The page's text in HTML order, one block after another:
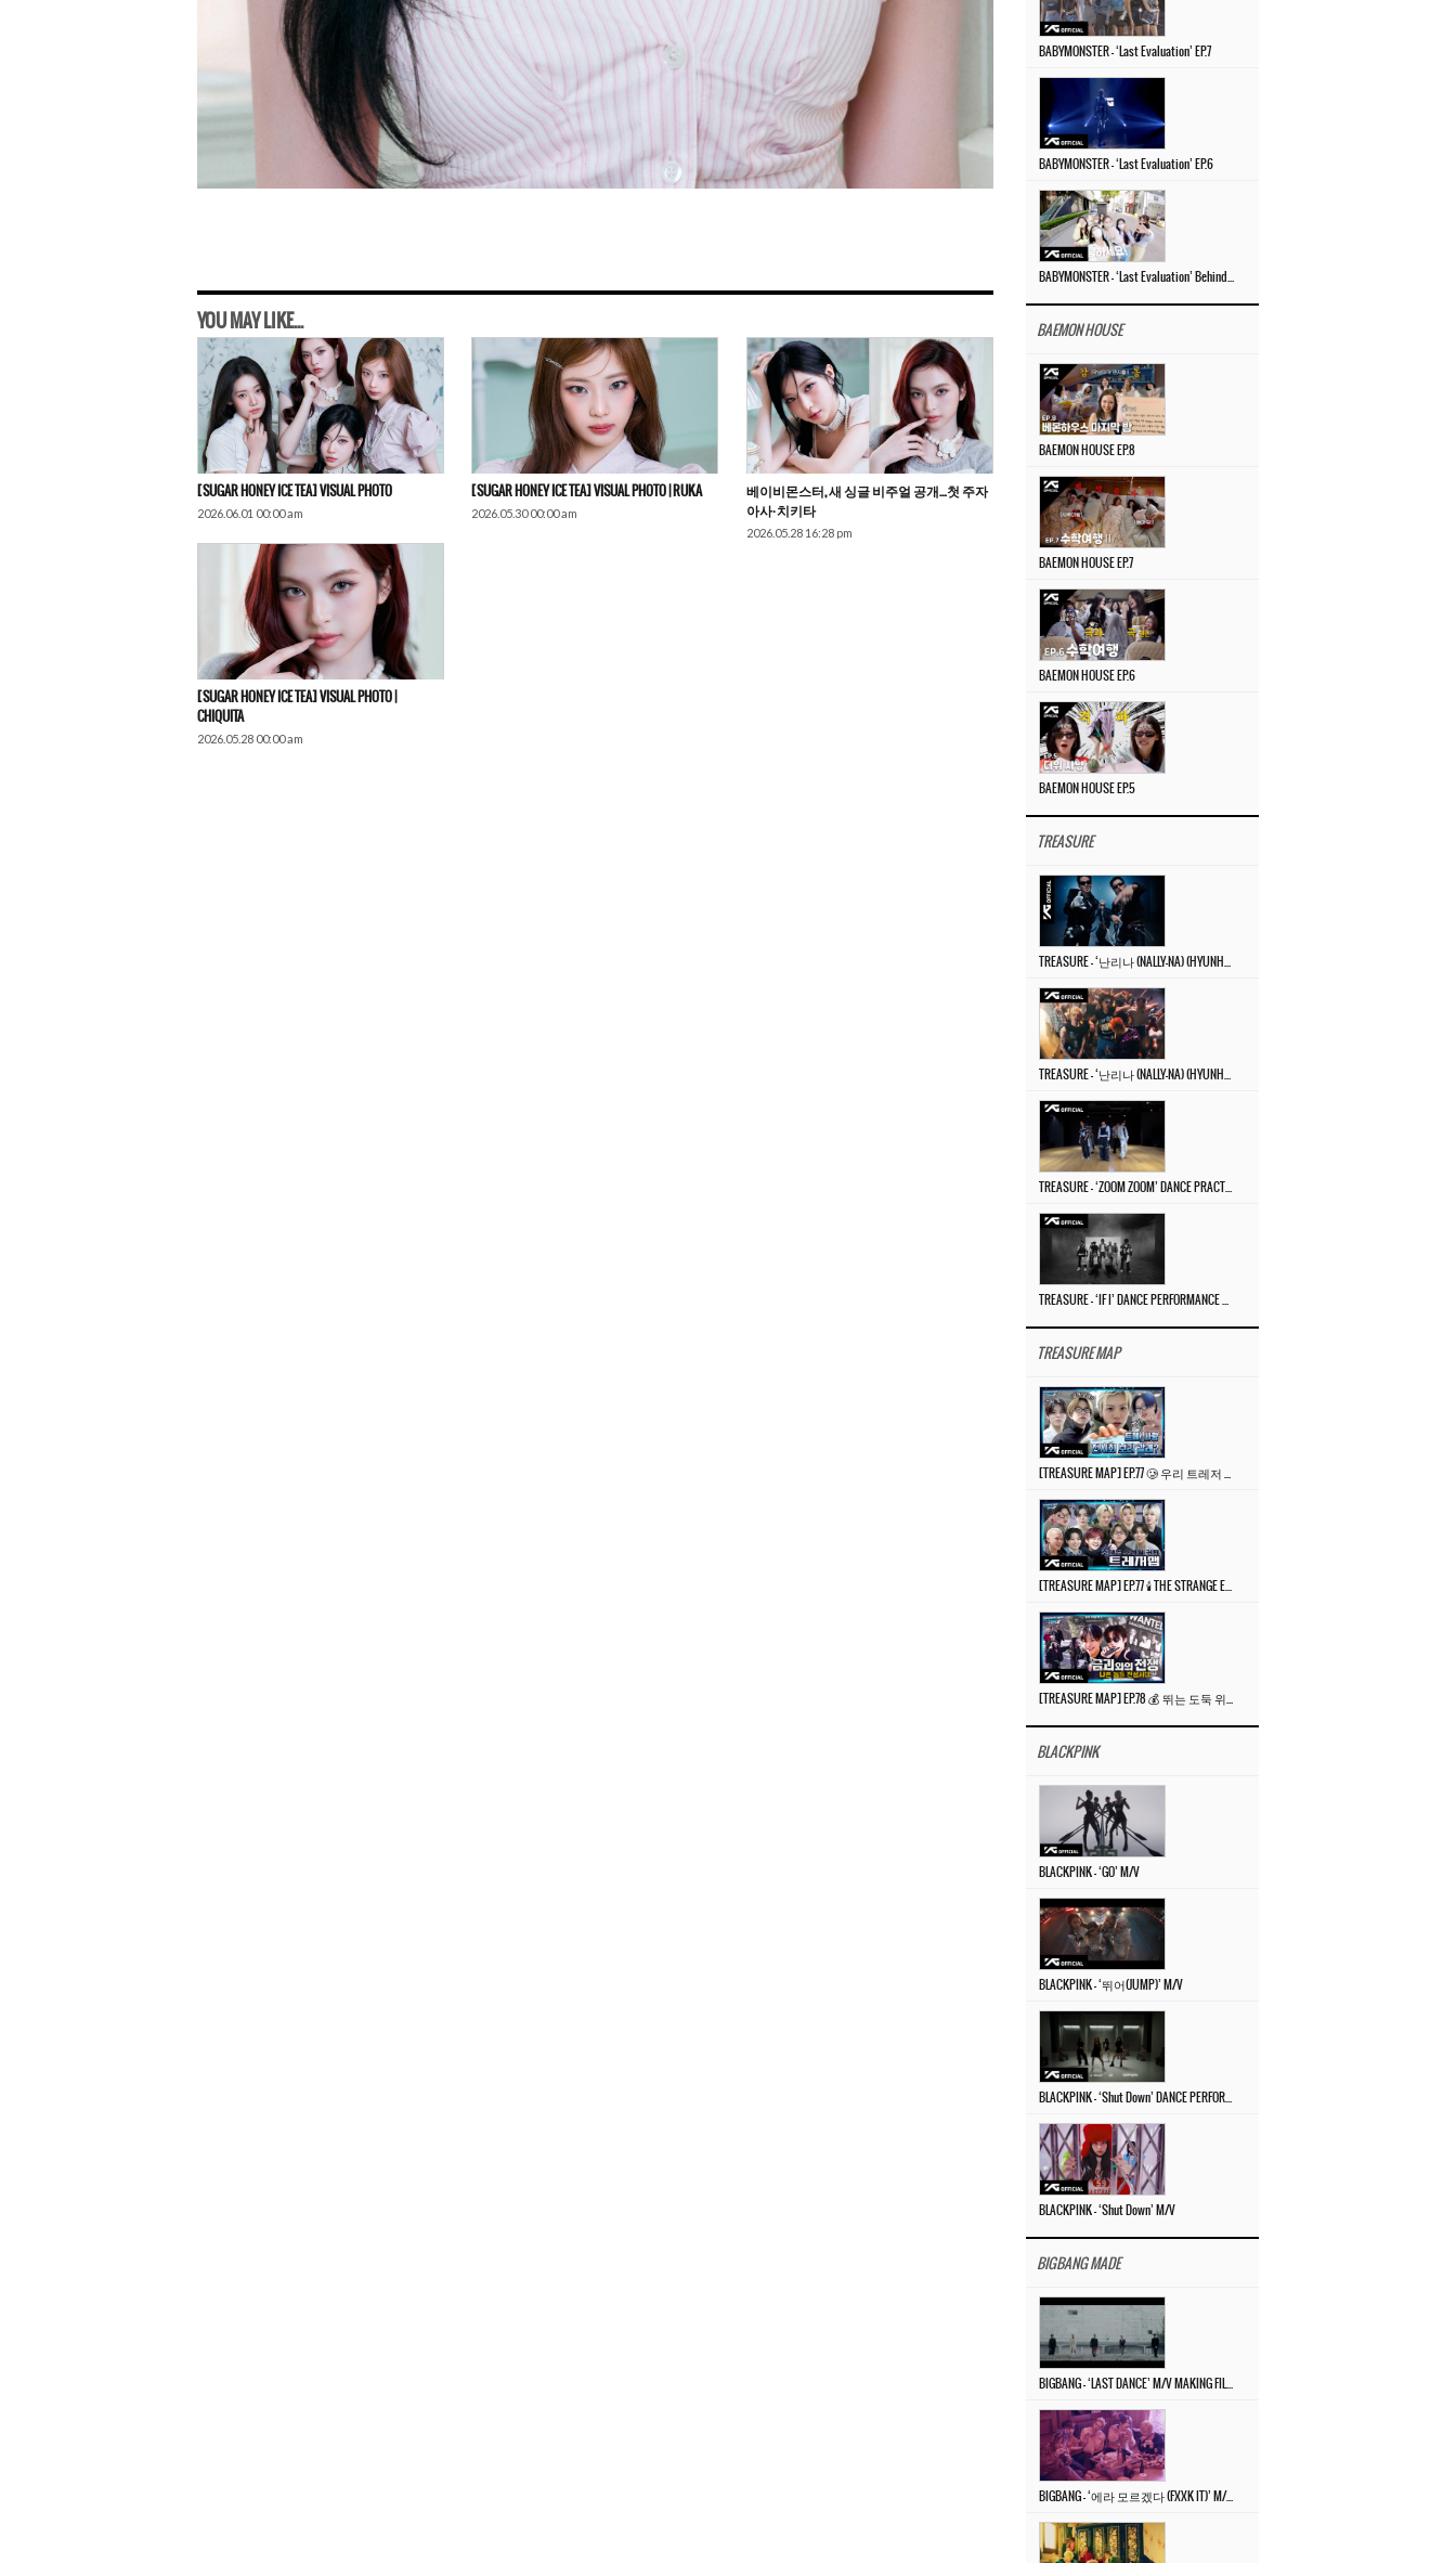
YOU MAY LIKE...
[SUGAR HONEY ICE TEA] VISUAL PHOTO
2026.06.01 00:00 am
[SUGAR HONEY ICE TEA] VISUAL PHOTO | RUKA
2026.05.30 00:00 am
베이비몬스터, 새 싱글 비주얼 공개…첫 주자
아사·치키타
2026.05.28 16:28 pm
[SUGAR HONEY ICE TEA] VISUAL PHOTO |
CHIQUITA
2026.05.28 00:00 am
BABYMONSTER – ‘Last Evaluation’ EP.7
BABYMONSTER – ‘Last Evaluation’ EP.6
BAEMON HOUSE
BAEMON HOUSE EP.8
BAEMON HOUSE EP.7
BAEMON HOUSE EP.6
BAEMON HOUSE EP.5
TREASURE
TREASURE MAP
BLACKPINK
BLACKPINK – ‘GO’ M/V
BLACKPINK – ‘뛰어(JUMP)’ M/V
BLACKPINK – ‘Shut Down’ M/V
BIGBANG MADE